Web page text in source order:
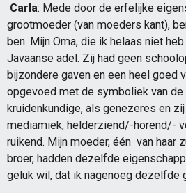
Carla: Mede door de erfelijke
grootmoeder (van moeders kant),
ben. Mijn Oma, die ik helaas niet
Javaanse adel. Zij had geen
bijzondere gaven en een heel goed
opgevoed met de symboliek van
kruidenkundige, als genezeres en
mediamiek, helderziend/-horend/-
ruikend. Mijn moeder, één van haar
broer, hadden dezelfde
geluk wil, dat ik nagenoeg dezelfde